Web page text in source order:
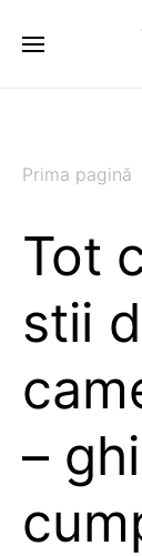
Prima pagină
Tot
stii
–